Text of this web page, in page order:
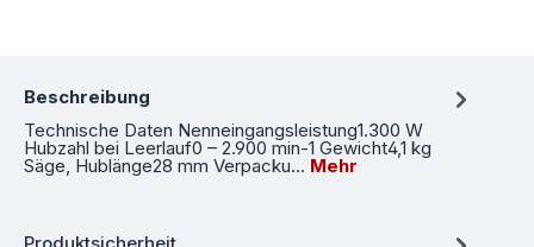
Beschreibung
Technische Daten Nenneingangsleistung1.300 W
Hubzahl bei Leerlauf0 – 2.900 min-1 Gewicht4,1 kg
Säge, Hublänge28 mm Verpacku… Mehr